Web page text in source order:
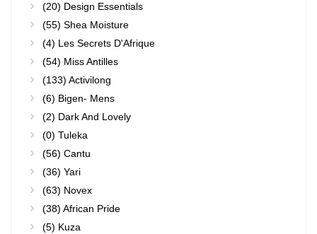
(20) Design Essentials
(55) Shea Moisture
(4) Les Secrets D'Afrique
(54) Miss Antilles
(133) Activilong
(6) Bigen- Mens
(2) Dark And Lovely
(0) Tuleka
(56) Cantu
(36) Yari
(63) Novex
(38) African Pride
(5) Kuza